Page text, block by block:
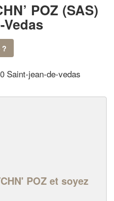
POZ (SAS)
?
Saint-jean-de-vedas
POZ et soyez